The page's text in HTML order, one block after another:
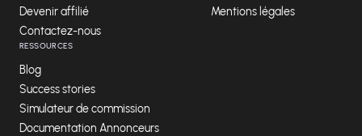
Devenir affilié
Contactez-nous
Mentions légales
RESSOURCES
Blog
Success stories
Simulateur de commission
Documentation Annonceurs